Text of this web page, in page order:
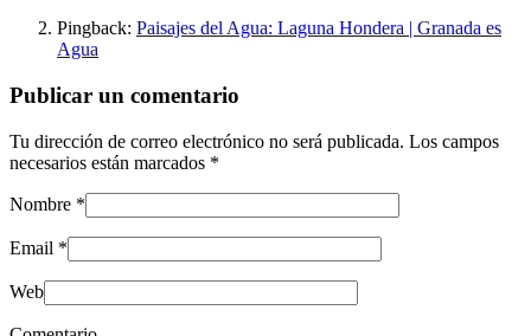
Pingback: Paisajes del Agua: Laguna Hondera | Granada es
Agua
Publicar un comentario
Tu dirección de correo electrónico no será publicada. Los campos
necesarios están marcados *
Nombre *
Email *
Web